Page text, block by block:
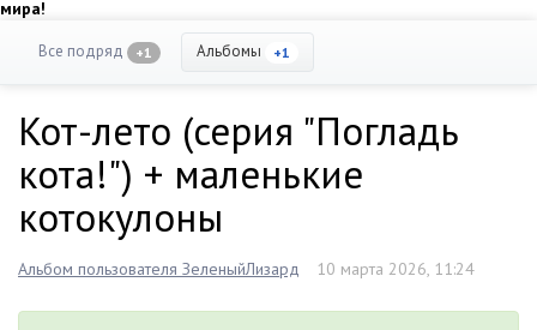
мира!
Все подряд +1 Альбомы +1
Кот-лето (серия "Погладь
кота!") + маленькие
котокулоны
Альбом пользователя ЗеленыйЛизард 10 марта 2026, 11:24